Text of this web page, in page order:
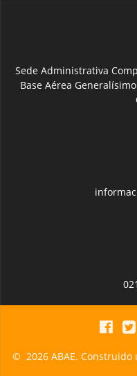
Sede Administrativa
Base Aérea
© 2026 ABAE. Construido